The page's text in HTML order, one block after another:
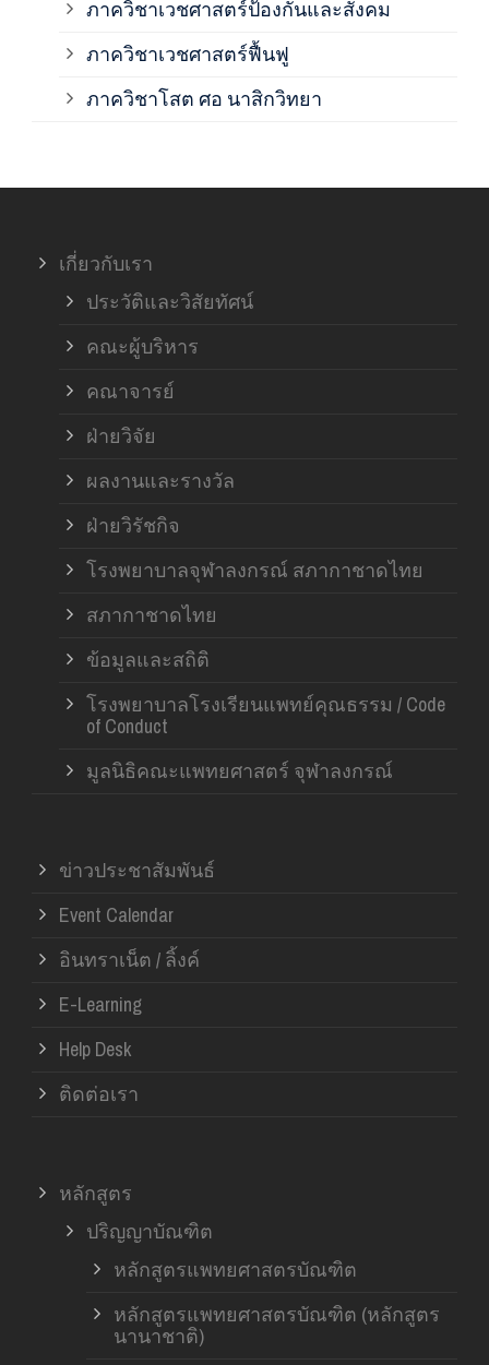
ภาควิชาเวชศาสตร์ป้องกันและสังคม
ภาควิชาเวชศาสตร์ฟื้นฟู
ภาควิชาโสต ศอ นาสิกวิทยา
เกี่ยวกับเรา
ประวัติและวิสัยทัศน์
คณะผู้บริหาร
คณาจารย์
ฝ่ายวิจัย
ผลงานและรางวัล
ฝ่ายวิรัชกิจ
โรงพยาบาลจุฬาลงกรณ์ สภากาชาดไทย
สภากาชาดไทย
ข้อมูลและสถิติ
โรงพยาบาลโรงเรียนแพทย์คุณธรรม / Code
of Conduct
มูลนิธิคณะแพทยศาสตร์ จุฬาลงกรณ์
ข่าวประชาสัมพันธ์
Event Calendar
อินทราเน็ต / ลิ้งค์
E-Learning
Help Desk
ติดต่อเรา
หลักสูตร
ปริญญาบัณฑิต
หลักสูตรแพทยศาสตรบัณฑิต
หลักสูตรแพทยศาสตรบัณฑิต (หลักสูตร
นานาชาติ)